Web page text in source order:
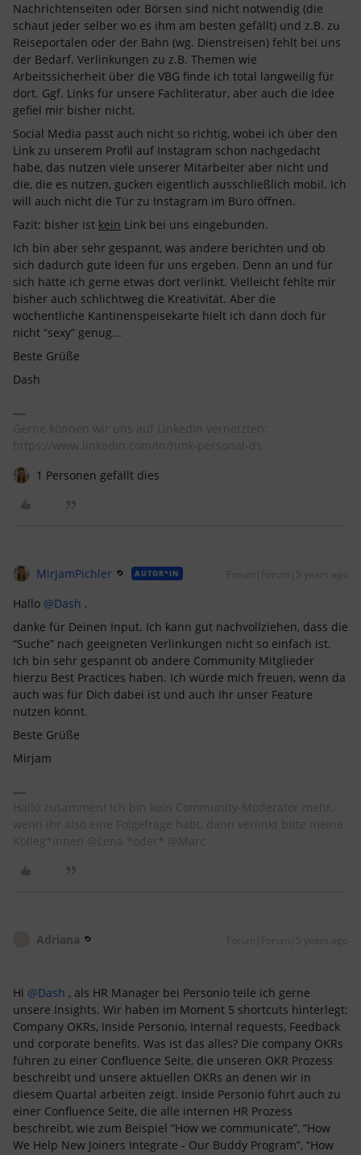
Nachrichtenseiten oder Börsen sind nicht notwendig (die
schaut jeder selber wo es ihm am besten gefällt) und z.B. zu
Reiseportalen oder der Bahn (wg. Dienstreisen) fehlt bei uns
der Bedarf. Verlinkungen zu z.B. Themen wie
Arbeitssicherheit über die VBG finde ich total langweilig für
dort. Ggf. Links für unsere Fachliteratur, aber auch die Idee
gefiel mir bisher nicht.
Social Media passt auch nicht so richtig, wobei ich über den
Link zu unserem Profil auf Instagram schon nachgedacht
habe, das nutzen viele unserer Mitarbeiter aber nicht und
die, die es nutzen, gucken eigentlich ausschließlich mobil. Ich
will auch nicht die Tür zu Instagram im Büro öffnen.
Fazit: bisher ist kein Link bei uns eingebunden.
Ich bin aber sehr gespannt, was andere berichten und ob
sich dadurch gute Ideen für uns ergeben. Denn an und für
sich hätte ich gerne etwas dort verlinkt. Vielleicht fehlte mir
bisher auch schlichtweg die Kreativität. Aber die
wöchentliche Kantinenspeisekarte hielt ich dann doch für
nicht “sexy” genug...
Beste Grüße
Dash
Gerne können wir uns auf LinkedIn vernetzten:
https://www.linkedin.com/in/hmk-personal-ds
1 Personen gefällt dies
MirjamPichler AUTOR*IN Forum|Forum|5 years ago
Hallo @Dash ,
danke für Deinen Input. Ich kann gut nachvollziehen, dass die
“Suche” nach geeigneten Verlinkungen nicht so einfach ist.
Ich bin sehr gespannt ob andere Community Mitglieder
hierzu Best Practices haben. Ich würde mich freuen, wenn da
auch was für Dich dabei ist und auch Ihr unser Feature
nutzen könnt.
Beste Grüße
Mirjam
Hallo zusammen! Ich bin kein Community-Moderator mehr,
wenn Ihr also eine Folgefrage habt, dann verlinkt bitte meine
Kolleg*innen @Lena *oder* @Marc
Adriana Forum|Forum|5 years ago
Hi @Dash , als HR Manager bei Personio teile ich gerne
unsere Insights. Wir haben im Moment 5 shortcuts hinterlegt:
Company OKRs, Inside Personio, Internal requests, Feedback
und corporate benefits. Was ist das alles? Die company OKRs
führen zu einer Confluence Seite, die unseren OKR Prozess
beschreibt und unsere aktuellen OKRs an denen wir in
diesem Quartal arbeiten zeigt. Inside Personio führt auch zu
einer Confluence Seite, die alle internen HR Prozess
beschreibt, wie zum Beispiel “How we communicate”, “How
We Help New Joiners Integrate - Our Buddy Program”, “How